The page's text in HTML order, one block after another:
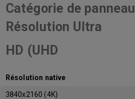
Catégorie de panneau
Résolution Ultra
HD (UHD
Résolution native
3840x2160 (4K)